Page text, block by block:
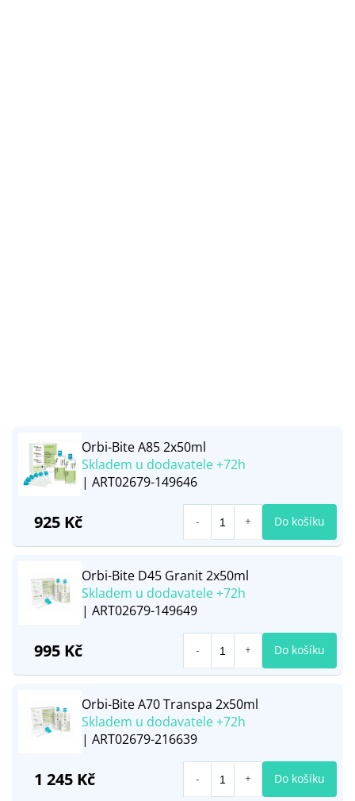
Orbi-Bite A85 2x50ml
Skladem u dodavatele +72h
| ART02679-149646
925 Kč Do košíku
Orbi-Bite D45 Granit 2x50ml
Skladem u dodavatele +72h
| ART02679-149649
995 Kč Do košíku
Orbi-Bite A70 Transpa 2x50ml
Skladem u dodavatele +72h
| ART02679-216639
1 245 Kč Do košíku